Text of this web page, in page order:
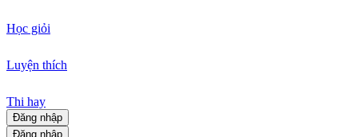
Học giỏi
Luyện thích
Thi hay
Đăng nhập
Đăng nhập